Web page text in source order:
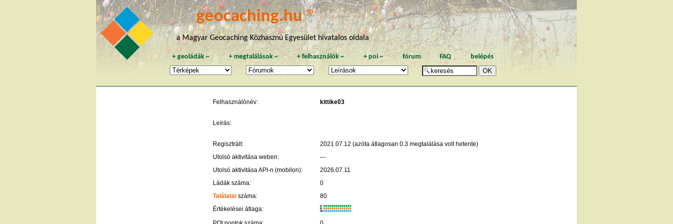
geocaching.hu ®
a Magyar Geocaching Közhasznú Egyesület hivatalos oldala
+geoládák ~ + megtalálások~ +felhasználók ~ + poi~ fórum FAQ belépés
Felhasználónév: kittike03
Leírás:
Regisztrált:
2021.07.12 (azóta átlagosan 0.3 megtalálása volt hetente)
Utolsó aktivitása weben:
---
Utolsó aktivitása API-n (mobilon):
2026.07.11
Ládák száma:
0
Találatai száma:
80
Értékelései átlaga:
K
R
W